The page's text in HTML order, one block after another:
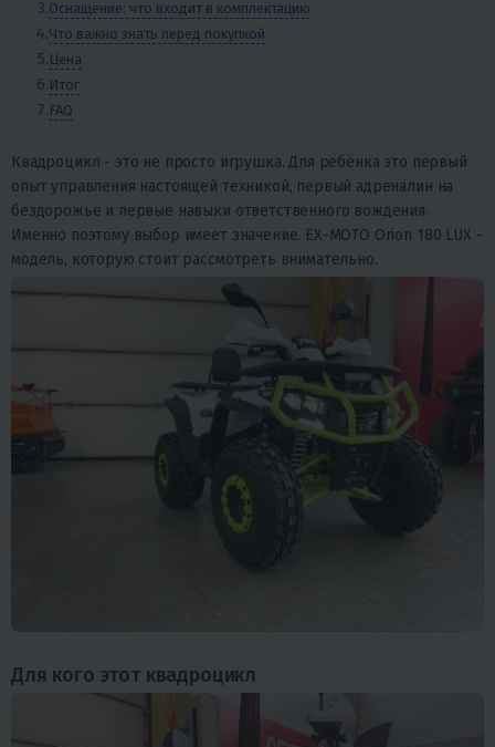
Оснащение: что входит в комплектацию
Что важно знать перед покупкой
Цена
Итог
FAQ
Квадроцикл - это не просто игрушка. Для ребёнка это первый
опыт управления настоящей техникой, первый адреналин на
бездорожье и первые навыки ответственного вождения.
Именно поэтому выбор имеет значение. EX-MOTO Orion 180 LUX -
модель, которую стоит рассмотреть внимательно.
Для кого этот квадроцикл